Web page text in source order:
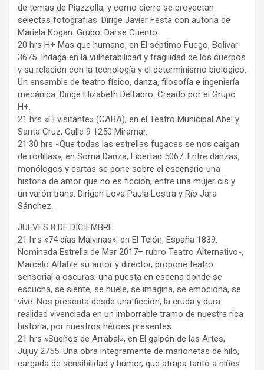
de temas de Piazzolla, y como cierre se proyectan
selectas fotografías. Dirige Javier Festa con autoría de
Mariela Kogan. Grupo: Darse Cuento.
20 hrs H+ Mas que humano, en El séptimo Fuego, Bolívar
3675. Indaga en la vulnerabilidad y fragilidad de los cuerpos
y su relación con la tecnología y el determinismo biológico.
Un ensamble de teatro físico, danza, filosofía e ingeniería
mecánica. Dirige Elizabeth Delfabro. Creado por el Grupo
H+.
21 hrs «El visitante» (CABA), en el Teatro Municipal Abel y
Santa Cruz, Calle 9 1250 Miramar.
21:30 hrs «Que todas las estrellas fugaces se nos caigan
de rodillas», en Soma Danza, Libertad 5067. Entre danzas,
monólogos y cartas se pone sobre el escenario una
historia de amor que no es ficción, entre una mujer cis y
un varón trans. Dirigen Lova Paula Lostra y Río Jara
Sánchez.
JUEVES 8 DE DICIEMBRE
21 hrs «74 días Malvinas», en El Telón, España 1839.
Nominada Estrella de Mar 2017– rubro Teatro Alternativo-,
Marcelo Altable su autor y director, propone teatro
sensorial a oscuras; una puesta en escena donde se
escucha, se siente, se huele, se imagina, se emociona, se
vive. Nos presenta desde una ficción, la cruda y dura
realidad vivenciada en un imborrable tramo de nuestra rica
historia, por nuestros héroes presentes.
21 hrs «Sueños de Arrabal», en El galpón de las Artes,
Jujuy 2755. Una obra íntegramente de marionetas de hilo,
cargada de sensibilidad y humor, que atrapa tanto a niñes